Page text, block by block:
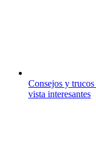
Consejos y trucos
vista interesantes